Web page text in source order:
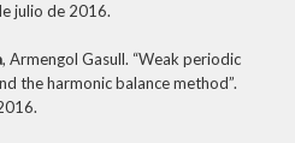
julio de 2016.
, Armengol Gasull. “Weak periodic
the harmonic balance method”.